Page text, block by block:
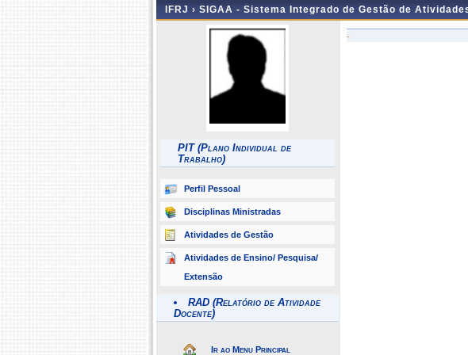
IFRJ › SIGAA - Sistema Integrado de Gestão de
PIT (Plano Individual de
Trabalho)
Perfil Pessoal
Disciplinas Ministradas
Atividades de Gestão
Atividades de Ensino/ Pesquisa/
Extensão
RAD (Relatório de Atividade
Docente)
Ir ao Menu Principal
-